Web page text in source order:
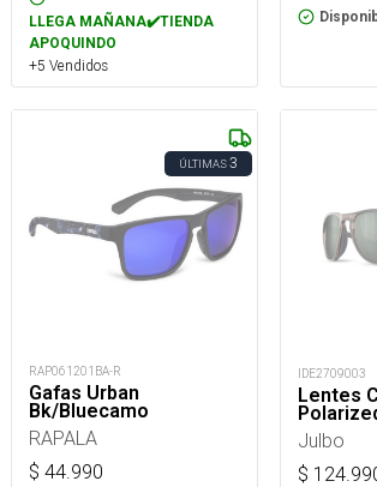
LLEGA MAÑANA✔️TIENDA
APOQUINDO
+5 Vendidos
ÚLTIMAS3
RAP061201BA-R
Gafas Urban
Bk/Bluecamo
RAPALA
$ 44.990
IDE2709003
Lentes
Julbo
$